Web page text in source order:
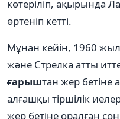
көтеріліп, ақырында
өртеніп кетті.
Мұнан кейін, 1960
және Стрелка атты
ғарыштан жер бетіне
алғашқы тіршілік
жер бетіне оралған